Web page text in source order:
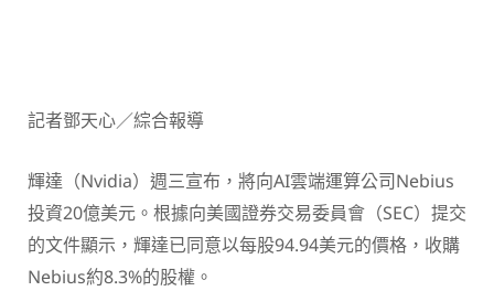
記者鄧天心／綜合報導
輝達（Nvidia）週三宣布，將向AI雲端運算公司Nebius
投資20億美元。根據向美國證券交易委員會（SEC）提交
的文件顯示，輝達已同意以每股94.94美元的價格，收購
Nebius約8.3%的股權。